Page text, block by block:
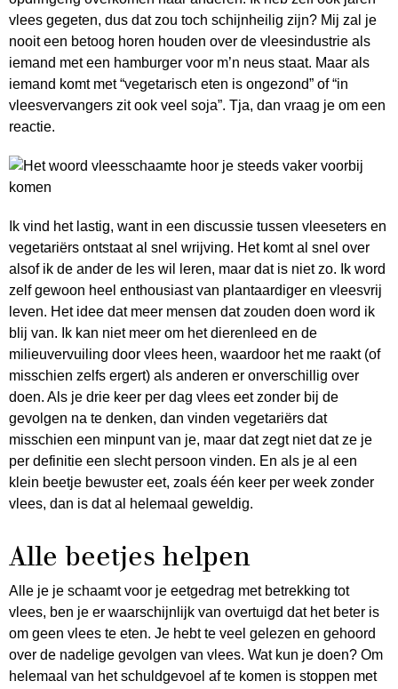
vlees gegeten, dus dat zou toch schijnheilig zijn? Mij zal je
nooit een betoog horen houden over de vleesindustrie als
iemand met een hamburger voor m’n neus staat. Maar als
iemand komt met “vegetarisch eten is ongezond” of “in
vleesvervangers zit ook veel soja”. Tja, dan vraag je om een
reactie.
Ik vind het lastig, want in een discussie tussen vleeseters en
vegetariërs ontstaat al snel wrijving. Het komt al snel over
alsof ik de ander de les wil leren, maar dat is niet zo. Ik word
zelf gewoon heel enthousiast van plantaardiger en vleesvrij
leven. Het idee dat meer mensen dat zouden doen word ik
blij van. Ik kan niet meer om het dierenleed en de
milieuvervuiling door vlees heen, waardoor het me raakt (of
misschien zelfs ergert) als anderen er onverschillig over
doen. Als je drie keer per dag vlees eet zonder bij de
gevolgen na te denken, dan vinden vegetariërs dat
misschien een minpunt van je, maar dat zegt niet dat ze je
per definitie een slecht persoon vinden. En als je al een
klein beetje bewuster eet, zoals één keer per week zonder
vlees, dan is dat al helemaal geweldig.
Alle beetjes helpen
Alle je je schaamt voor je eetgedrag met betrekking tot
vlees, ben je er waarschijnlijk van overtuigd dat het beter is
om geen vlees te eten. Je hebt te veel gelezen en gehoord
over de nadelige gevolgen van vlees. Wat kun je doen? Om
helemaal van het schuldgevoel af te komen is stoppen met